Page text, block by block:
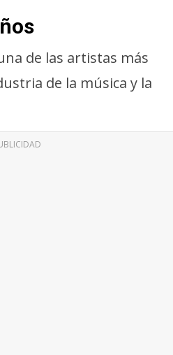
de las artistas más
de la música y la